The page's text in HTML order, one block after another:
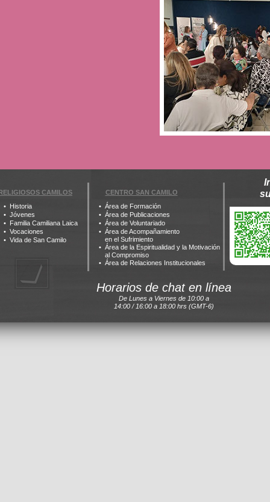
CAMILOS
Historia
Jóvenes
Familia Camiliana Laica
Vocaciones
Vida de San Camilo
CENTRO SAN CAMILO
Área de Formación
Área de Publicaciones
Área de Voluntariado
Área de Acompañamiento
en el Sufrimiento
Área de la Espiritualidad y la Motivación
al Compromiso
Área de Relaciones Institucionales
Horarios de chat en línea
De Lunes a Viernes de 10:00 a
14:00 / 16:00 a 18:00 hrs (GMT-6)